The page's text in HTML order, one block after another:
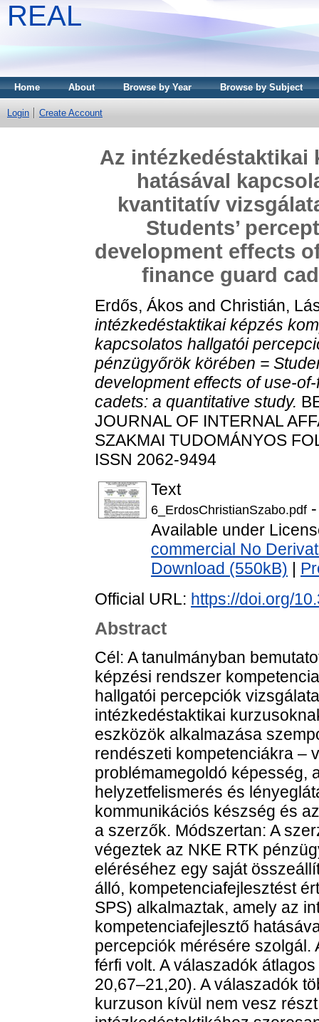
REAL
Home About Browse by Year Browse by Subject
Login Create Account
Az intézkedéstaktikai
hatásával
kvantitatív
Students’
development effects
finance guard
Erdős, Ákos and Christián,
intézkedéstaktikai képzés
kapcsolatos hallgatói
pénzügyőrök körében =
development effects of use-
cadets: a quantitative study.
JOURNAL OF INTERNAL
SZAKMAI TUDOMÁNYOS
ISSN 2062-9494
Text
6_ErdosChristianSzabo.pdf
Available under
commercial No
Download (550kB)
Official URL: https://doi.org/
Abstract
Cél: A tanulmányban
képzési rendszer
hallgatói percepciók
intézkedéstaktikai
eszközök alkalmazása
rendészeti kompetenciákra –
problémamegoldó képesség,
helyzetfelismerés és
kommunikációs készség és
a szerzők. Módszertan: A
végeztek az NKE RTK
eléréséhez egy saját
álló, kompetenciafejlesztést
SPS) alkalmaztak, amely az
kompetenciafejlesztő
percepciók mérésére szolgál.
férfi volt. A válaszadók
20,67–21,20). A válaszadók
kurzuson kívül nem vesz